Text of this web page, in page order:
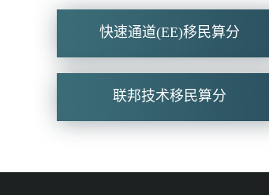
快速通道(EE)移民算分
联邦技术移民算分